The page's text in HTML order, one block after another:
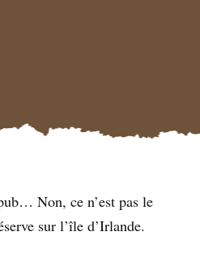
Non, ce n’est pas le
sur l’île d’Irlande.